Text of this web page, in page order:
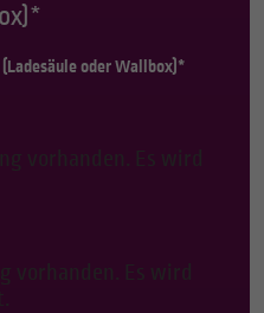
oder Wallbox)*
vorhanden. Es wird
vorhanden. Es wird